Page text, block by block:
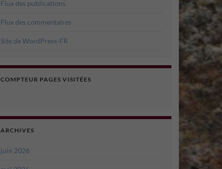
Flux des publications
Flux des commentaires
Site de WordPress-FR
COMPTEUR PAGES VISITÉES
ARCHIVES
juin 2026